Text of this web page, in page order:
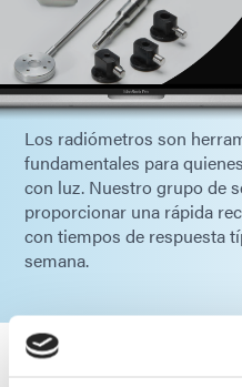
Los radiómetros son
fundamentales para
con luz. Nuestro grupo de
proporcionar una rápida
con tiempos de respuesta
semana.